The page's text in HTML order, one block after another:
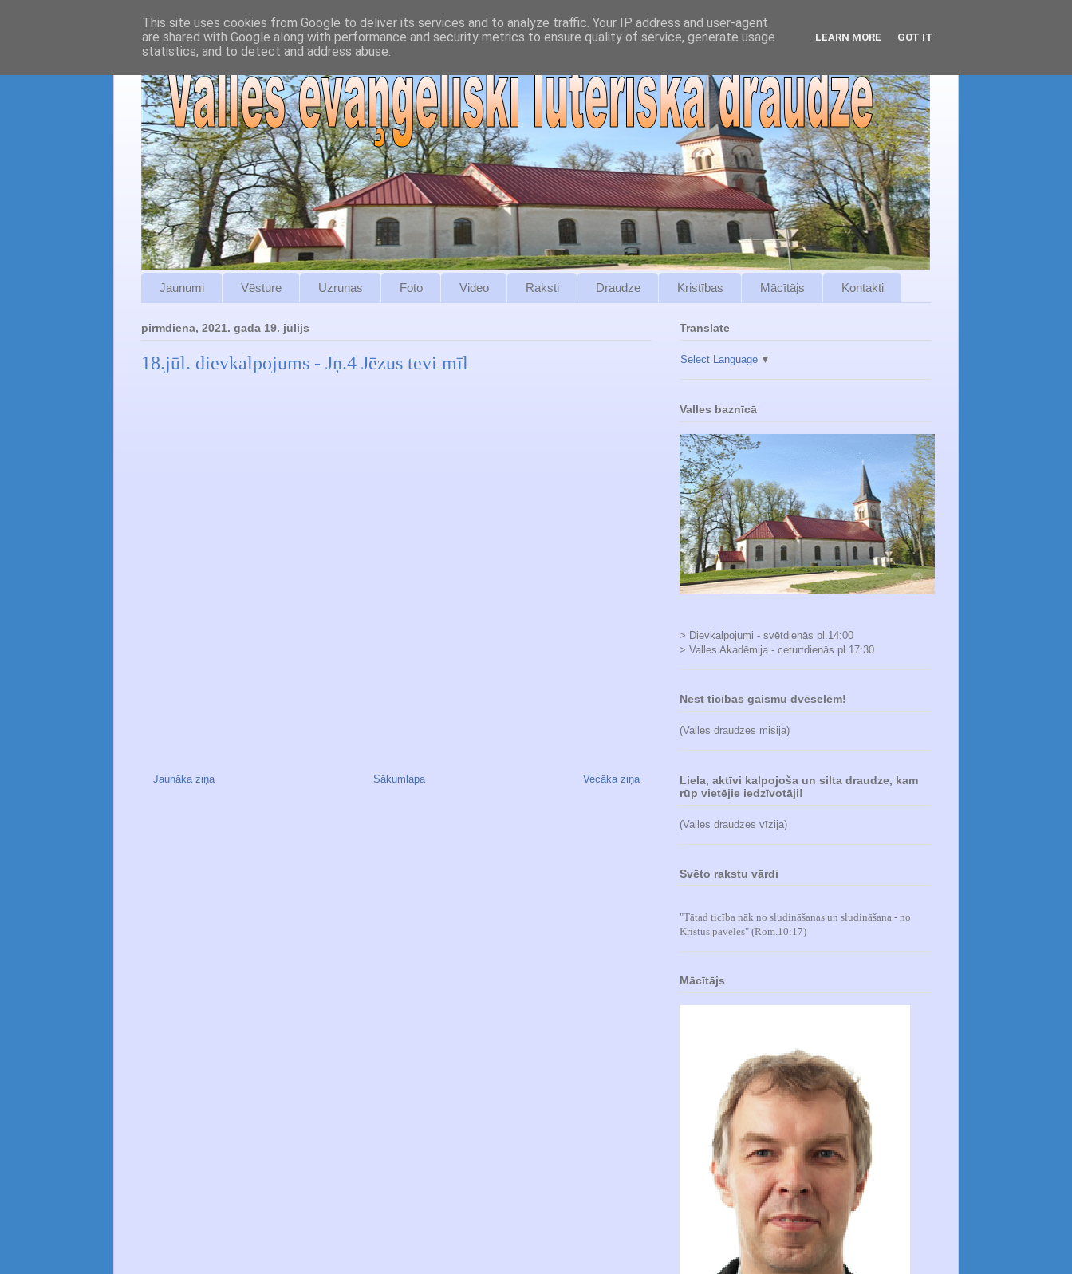
Jaunumi Vēsture Uzrunas Foto Video Raksti Draudze Kristības Mācītājs Kontakti
pirmdiena, 2021. gada 19. jūlijs
18.jūl. dievkalpojums - Jņ.4 Jēzus tevi mīl
Jaunāka ziņa Vecāka ziņa
Sākumlapa
Translate
Select Language ▼
Valles baznīcā
> Dievkalpojumi - svētdienās pl.14:00
> Valles Akadēmija - ceturtdienās pl.17:30
Nest ticības gaismu dvēselēm!
(Valles draudzes misija)
Liela, aktīvi kalpojoša un silta draudze, kam
rūp vietējie iedzīvotāji!
(Valles draudzes vīzija)
Svēto rakstu vārdi
"Tātad ticība nāk no sludināšanas un sludināšana - no
Kristus pavēles" (Rom.10:17)
Mācītājs
This site uses cookies from Google to deliver its services and to analyze traffic. Your IP address and user-agent
are shared with Google along with performance and security metrics to ensure quality of service, generate usage
statistics, and to detect and address abuse.
LEARN MORE GOT IT